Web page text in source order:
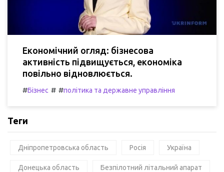
Економічний огляд: бізнесова
активність підвищується, економіка
повільно відновлюється.
#Бізнес # #політика та державне управління
Теги
Дніпропетровська область Росія Україна
Донецька область Безпілотний літальний апарат